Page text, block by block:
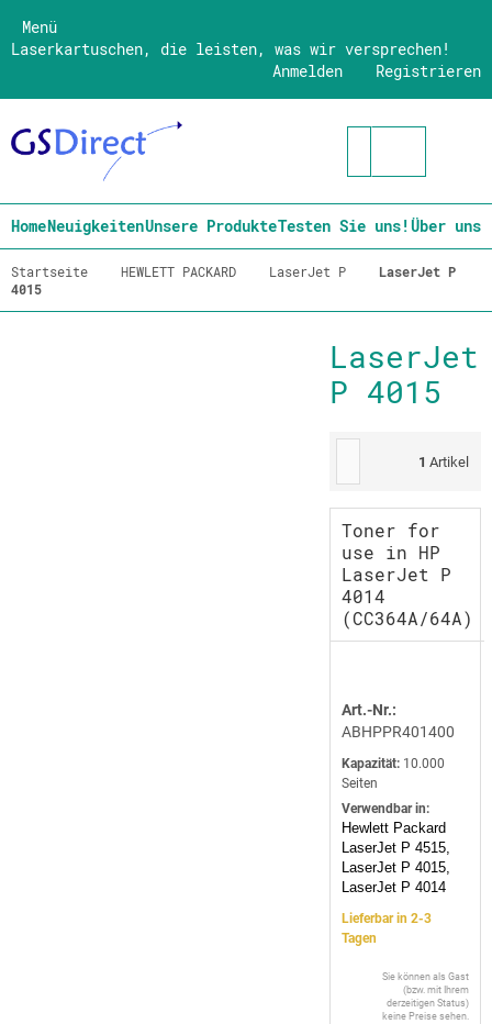
Menü
Laserkartuschen, die leisten, was wir versprechen!
Registrieren
Anmelden
HomeNeuigkeitenUnsere ProdukteTesten Sie uns!Über uns
Startseite HEWLETT PACKARD LaserJet P
LaserJet P
4015
LaserJet
P 4015
1 Artikel
Toner for
use in HP
LaserJet P
4014
(CC364A/64A)
Art.-Nr.:
ABHPPR401400
Kapazität: 10.000
Seiten
Verwendbar in:
Hewlett Packard
LaserJet P 4515,
LaserJet P 4015,
LaserJet P 4014
Lieferbar in 2-3
Tagen
Sie können als Gast
(bzw. mit Ihrem
derzeitigen Status)
keine Preise sehen.